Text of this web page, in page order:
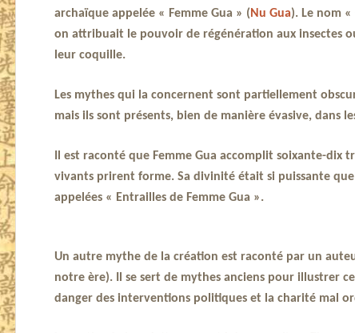
archaïque appelée « Femme Gua » (Nu Gua). Le nom
on attribuait le pouvoir de régénération aux insectes
leur coquille.
Les mythes qui la concernent sont partiellement
mais ils sont présents, bien de manière évasive, dans
Il est raconté que Femme Gua accomplit soixante-
vivants prirent forme. Sa divinité était si puissante
appelées « Entrailles de Femme Gua ».
Un autre mythe de la création est raconté par un
notre ère). Il se sert de mythes anciens pour illustrer
danger des interventions politiques et la charité mal